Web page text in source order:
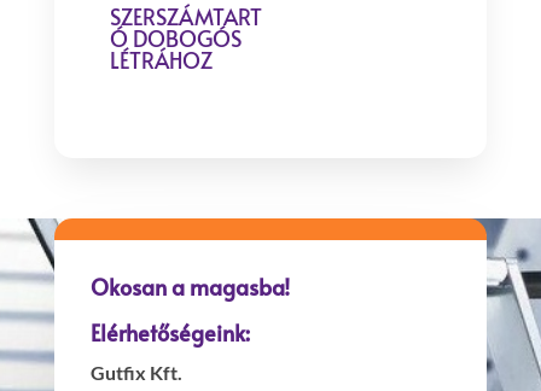
SZERSZÁMTART
Ó DOBOGÓS
LÉTRÁHOZ
Okosan a magasba!
Elérhetőségeink:
Gutfix Kft.